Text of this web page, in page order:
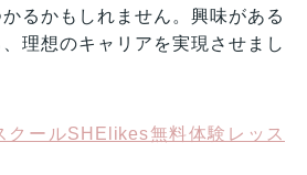
るかもしれません。興味がある
理想のキャリアを実現させまし
クールSHElikes無料体験レッス